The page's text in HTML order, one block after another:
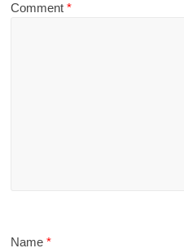
Comment*
Name*